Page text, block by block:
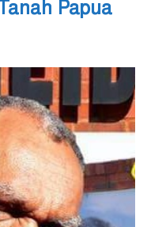
Papua